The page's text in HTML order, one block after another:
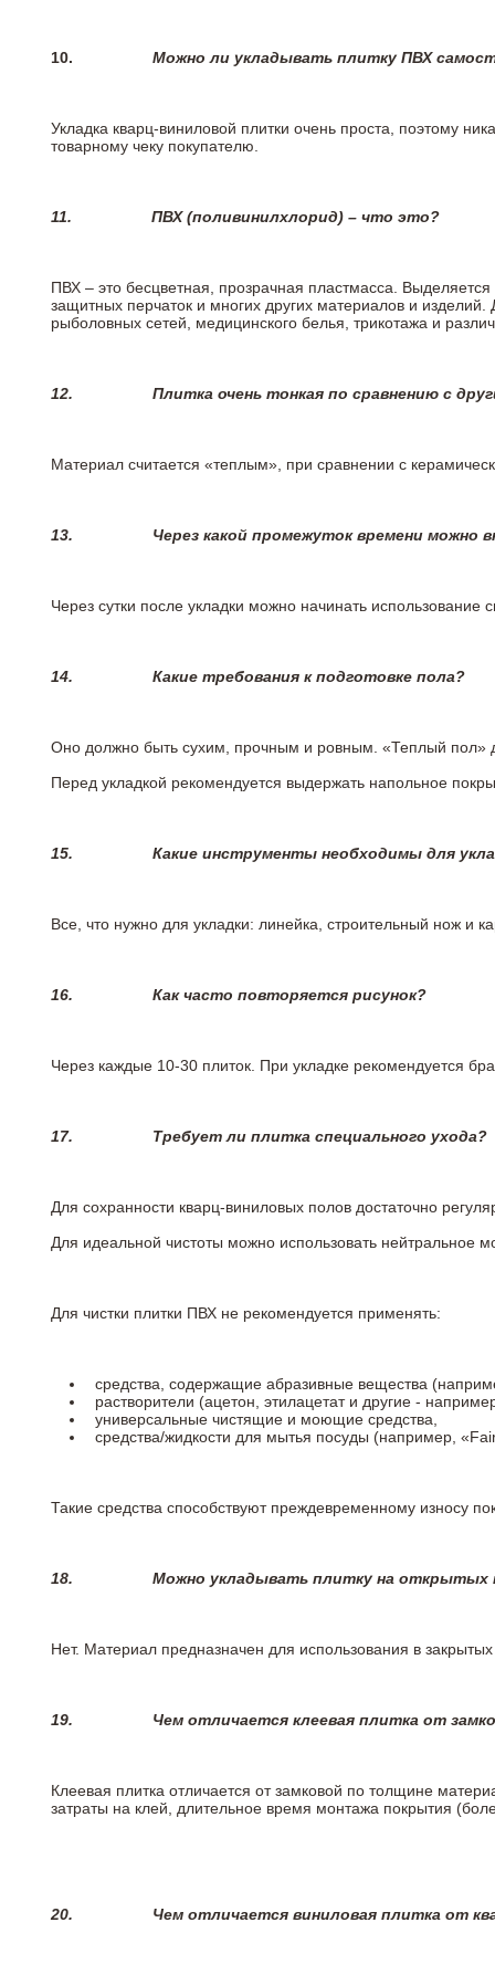
10. Можно ли укладывать плитку ПВХ
Укладка кварц-виниловой плитки очень проста, поэтому
товарному чеку покупателю.
11. ПВХ (поливинилхлорид) – что это?
ПВХ – это бесцветная, прозрачная пластмасса.
защитных перчаток и многих других материалов и
рыболовных сетей, медицинского белья, трикотажа и
12. Плитка очень тонкая по сравнению с
Материал считается «теплым», при сравнении с
13. Через какой промежуток времени можно
Через сутки после укладки можно начинать
14. Какие требования к подготовке пола?
Оно должно быть сухим, прочным и ровным. «Теплый пол»
Перед укладкой рекомендуется выдержать напольное
15. Какие инструменты необходимы для
Все, что нужно для укладки: линейка, строительный нож и
16. Как часто повторяется рисунок?
Через каждые 10-30 плиток. При укладке рекомендуется
17. Требует ли плитка специального ухода?
Для сохранности кварц-виниловых полов достаточно
Для идеальной чистоты можно использовать
Для чистки плитки ПВХ не рекомендуется применять:
средства, содержащие абразивные вещества
растворители (ацетон, этилацетат и другие -
универсальные чистящие и моющие средства,
средства/жидкости для мытья посуды (например,
Такие средства способствуют преждевременному износу
18. Можно укладывать плитку на открытых
Нет. Материал предназначен для использования в
19. Чем отличается клеевая плитка от
Клеевая плитка отличается от замковой по толщине
затраты на клей, длительное время монтажа покрытия
20. Чем отличается виниловая плитка от